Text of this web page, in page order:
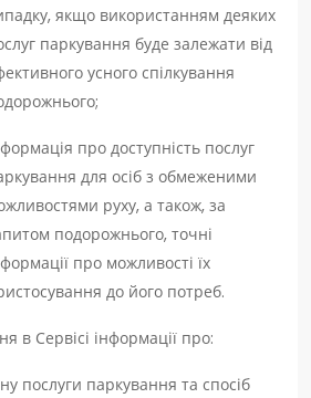
якщо використанням деяких
паркування буде залежати від
усного спілкування
про доступність послуг
для осіб з обмеженими
руху, а також, за
подорожнього, точні
про можливості їх
до його потреб.
в Сервісі інформації про:
послуги паркування та спосіб